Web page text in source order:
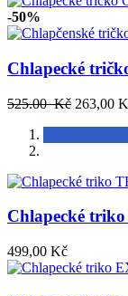
-50%
Chlapecké
525.00 Kč 263,00
Chlapecké
499,00 Kč